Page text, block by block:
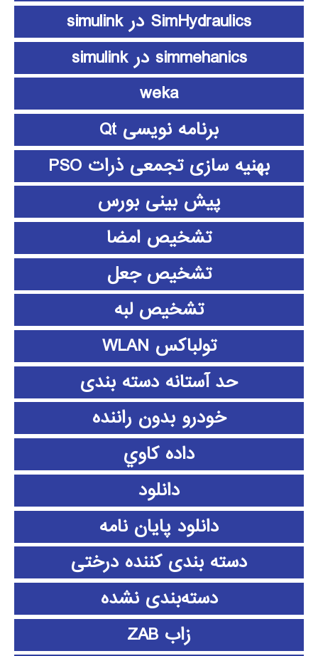
SimHydraulics در simulink
simmehanics در simulink
weka
برنامه نویسی Qt
بهنیه سازی تجمعی ذرات PSO
پیش بینی بورس
تشخیص امضا
تشخیص جعل
تشخیص لبه
تولباکس WLAN
حد آستانه دسته بندی
خودرو بدون راننده
داده كاوي
دانلود
دانلود پايان نامه
دسته بندی کننده درختی
دسته‌بندی نشده
زاب ZAB